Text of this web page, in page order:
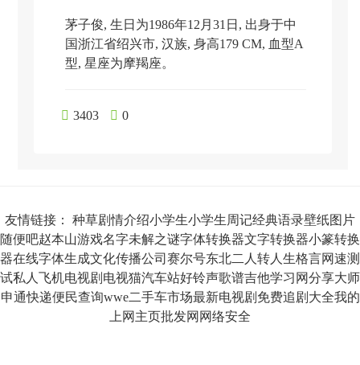
茅子俊, 生日为1986年12月31日, 出身于中
国浙江省绍兴市, 汉族, 身高179 CM, 血型A
型, 星座为摩羯座。
 3403  0
友情链接： 种草剧情介绍小学生小学生周记经典语录壁纸图片
随便吧赵本山游戏名字未解之谜字体转换器文字转换器小篆转换
器在线字体生成文化传播公司 赛尔号东北二人转 人生格言网速测
试私人飞机电视剧 电视猫汽车站好铃声歌谱吉他学习网分享大师
申通快递便民查询wwe二手车市场最新电视剧 免费追剧大全我的
上网主页批发网 网络安全